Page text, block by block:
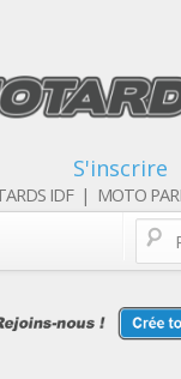
S'inscrire
IDF | MOTO